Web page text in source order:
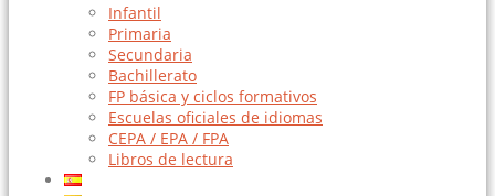
Infantil
Primaria
Secundaria
Bachillerato
FP básica y ciclos formativos
Escuelas oficiales de idiomas
CEPA / EPA / FPA
Libros de lectura